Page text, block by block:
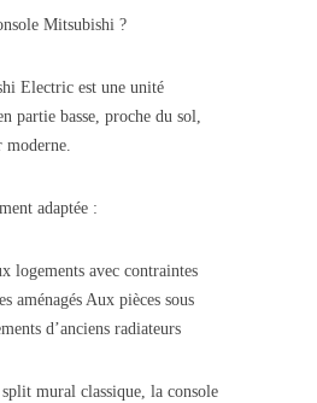
Mitsubishi ?
Electric est une unité
partie basse, proche du sol,
moderne.
adaptée :
logements avec contraintes
aménagés Aux pièces sous
d’anciens radiateurs
mural classique, la console